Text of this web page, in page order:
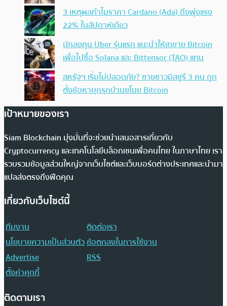
3 เหตุผลทำไมราคา Cardano (Ada) ถึงพุ่งแรง
22% ในสัปดาห์เดียว
นักลงทุน Uber รุ่นแรก แนะนำให้เทขาย Bitcoin
เพื่อไปซื้อ Solana และ Bittensor (TAO) แทน
สหรัฐฯ เริ่มไม่ปลอดภัย? ชายชาวมิสซูรี 3 คน ถูก
ตั้งข้อหาบุกรุกบ้านขโมย Bitcoin
เป้าหมายของเรา
Siam Blockchain มุ่งมั่นที่จะช่วยนำเสนอสารเกี่ยวกับ
Cryptocurrency และเทคโนโลยีบล็อกเชนเพื่อคนไทย ในภาษาไทย เรา
รวบรวมข้อมูลส่วนใหญ่จากเว็บไซต์และเว็บบอร์ดต่างประเทศและนำมา
แปลส่งตรงถึงฟีดคุณ
เกี่ยวกับเว็บไซต์นี้
ทีมงาน
ติดต่อเรา
นโยบายความเป็นส่วนตัวข้อตกลงในการใช้งาน
Advertise
RSS
ตั้งค่าคุกกี้
ติดตามเรา